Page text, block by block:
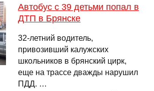
Автобус с 39 детьми попал в
ДТП в Брянске
32-летний водитель,
привозивший калужских
школьников в брянский цирк,
еще на трассе дважды нарушил
ПДД. …